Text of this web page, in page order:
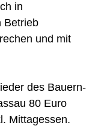
in
Betrieb
und mit
des Bauern-
80 Euro
Mittagessen.